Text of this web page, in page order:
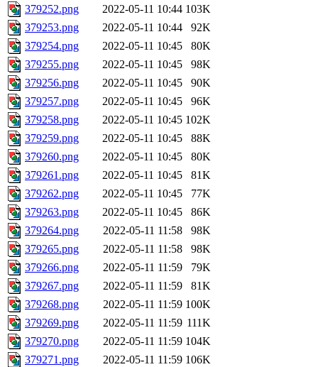
379252.png
2022-05-11 10:44 103K
379253.png
2022-05-11 10:44
92K
379254.png
2022-05-11 10:45
80K
379255.png
2022-05-11 10:45
98K
379256.png
2022-05-11 10:45
90K
379257.png
2022-05-11 10:45
96K
379258.png
2022-05-11 10:45 102K
379259.png
2022-05-11 10:45
88K
379260.png
2022-05-11 10:45
80K
379261.png
2022-05-11 10:45
81K
379262.png
2022-05-11 10:45
77K
379263.png
2022-05-11 10:45
86K
379264.png
2022-05-11 11:58
98K
379265.png
2022-05-11 11:58
98K
379266.png
2022-05-11 11:59
79K
379267.png
2022-05-11 11:59
81K
379268.png
2022-05-11 11:59 100K
379269.png
2022-05-11 11:59 111K
379270.png
2022-05-11 11:59 104K
379271.png
2022-05-11 11:59 106K